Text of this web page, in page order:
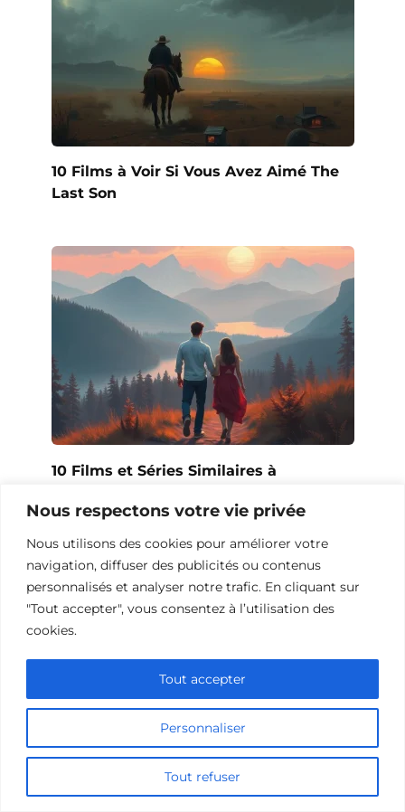
Nous respectons votre vie privée
Nous utilisons des cookies pour améliorer votre
navigation, diffuser des publicités ou contenus
personnalisés et analyser notre trafic. En cliquant sur
"Tout accepter", vous consentez à l’utilisation des
cookies.
Personnaliser
Tout refuser
Tout accepter
10 Films à Voir Si Vous Avez Aimé The
Last Son
10 Films et Séries Similaires à
10 Œuvres Similaires à Urban Racer